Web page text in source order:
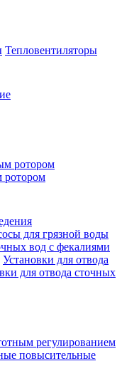
Тепловентиляторы
ротором
ротором
для грязной воды
вод c фекалиями
Установки для отвода
для отвода сточных
регулированием
повысительные